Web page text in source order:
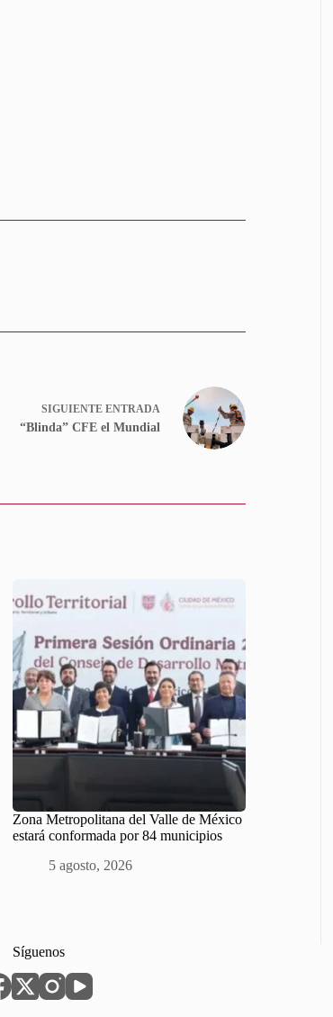
SIGUIENTE ENTRADA
“Blinda” CFE el Mundial
Zona Metropolitana del Valle de México
estará conformada por 84 municipios
5 agosto, 2026
Síguenos